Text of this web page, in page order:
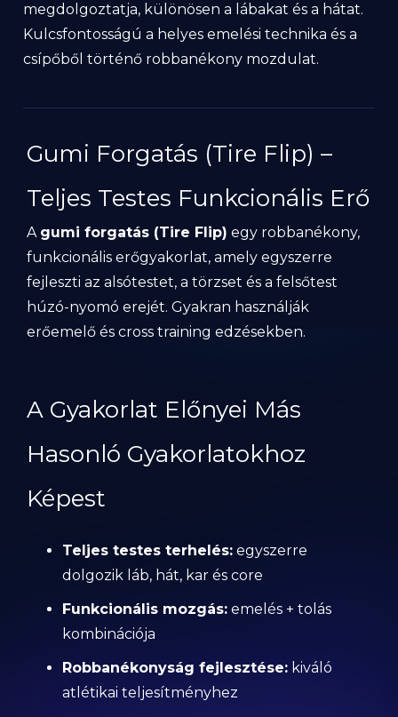
megdolgoztatja, különösen a lábakat és a hátat.
Kulcsfontosságú a helyes emelési technika és a
csípőből történő robbanékony mozdulat.
Gumi Forgatás (Tire Flip) –
Teljes Testes Funkcionális Erő
A gumi forgatás (Tire Flip) egy robbanékony,
funkcionális erőgyakorlat, amely egyszerre
fejleszti az alsótestet, a törzset és a felsőtest
húzó-nyomó erejét. Gyakran használják
erőemelő és cross training edzésekben.
A Gyakorlat Előnyei Más
Hasonló Gyakorlatokhoz
Képest
Teljes testes terhelés: egyszerre
dolgozik láb, hát, kar és core
Funkcionális mozgás: emelés + tolás
kombinációja
Robbanékonyság fejlesztése: kiváló
atlétikai teljesítményhez